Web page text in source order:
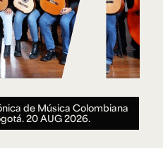
de Música Colombiana
20 AUG 2026.